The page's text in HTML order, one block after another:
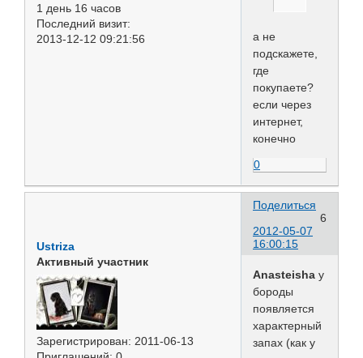
1 день 16 часов
Последний визит:
2013-12-12 09:21:56
а не
подскажете,
где
покупаете?
если через
интернет,
конечно
0
Поделиться
6
2012-05-07
16:00:15
Ustriza
Активный участник
Зарегистрирован: 2011-06-13
Anasteisha у
бороды
появляется
характерный
запах (как у